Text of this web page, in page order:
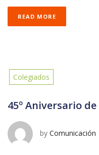
READ MORE
Colegiados
45º Aniversario de
by Comunicación